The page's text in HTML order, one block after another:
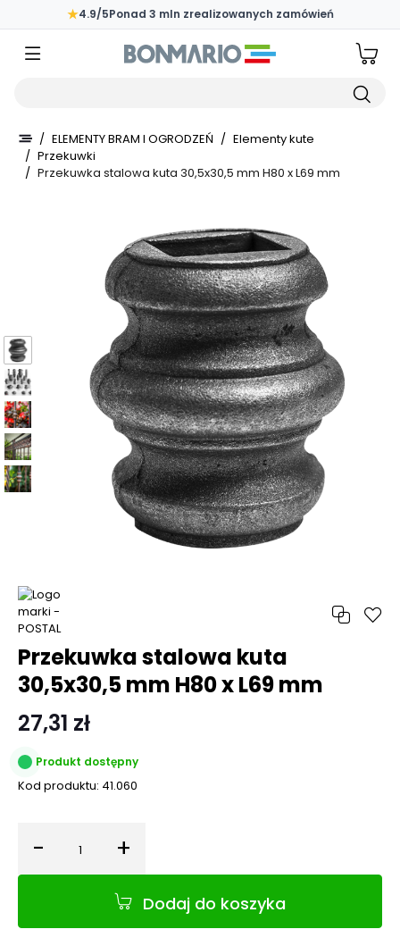
Przejdź do głównej zawartości strony
★4.9/5Ponad 3 mln zrealizowanych zamówień
/ ELEMENTY BRAM I OGRODZEŃ / Elementy kute
/ Przekuwki
/ Przekuwka stalowa kuta 30,5x30,5 mm H80 x L69 mm
Przekuwka stalowa kuta
30,5x30,5 mm H80 x L69 mm
27,31 zł
Produkt dostępny
Kod produktu: 41.060
- Ilość +
Dodaj do koszyka